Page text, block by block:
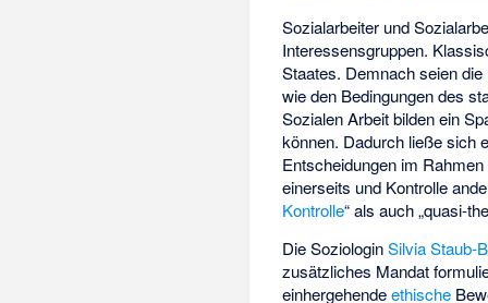
Sozialarbeiter und
Interessensgruppen.
Staates. Demnach seien
wie den Bedingungen des
Sozialen Arbeit bilden ein
können. Dadurch ließe sich
Entscheidungen im
einerseits und Kontrolle
Kontrolle“ als auch „quasi-
Die SoziologinSilvia Staub-
zusätzliches Mandat
einhergehendeethische